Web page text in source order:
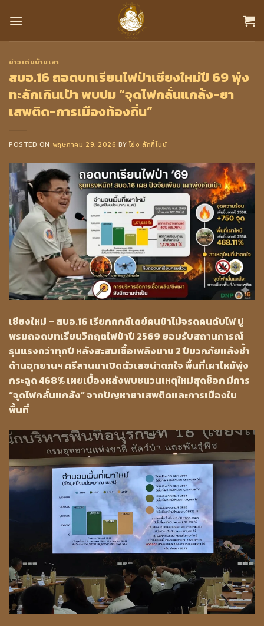
ข่าวเด่นบ้านเฮา
สบอ.16 ถอดบทเรียนไฟป่าเชียงใหม่ปี 69 พุ่ง
ทะลักเกินเป้า พบปม “จุดไฟกลั่นแกล้ง-ยา
เสพติด-การเมืองท้องถิ่น”
POSTED ON พฤษภาคม 29, 2026 BY โย่ง ลักกี้ไนน์
เชียงใหม่ – สบอ.16 เรียกถกดีเดย์คนป่าไม้จรดคนดับไฟ ปู
พรมถอดบทเรียนวิกฤตไฟป่าปี 2569 ยอมรับสถานการณ์
รุนแรงกว่าทุกปี หลังสะสมเชื้อเพลิงนาน 2 ปีบวกภัยแล้งซ้ำ
ด้านอุทยานฯ ศรีลานนาเปิดตัวเลขน่าตกใจ พื้นที่เผาไหม้พุ่ง
กระฉูด 468% เผยเบื้องหลังพบชนวนเหตุใหม่สุดช็อก มีการ
“จุดไฟกลั่นแกล้ง” จากปัญหายาเสพติดและการเมืองใน
พื้นที่